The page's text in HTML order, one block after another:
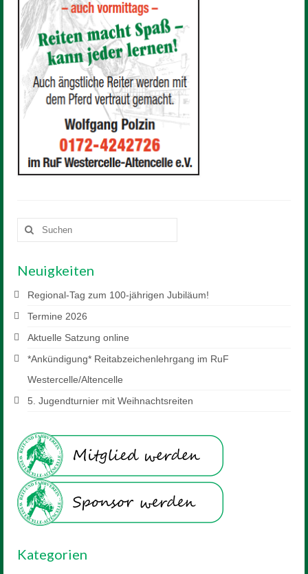
Reiten
Unterricht
Schulpferde
Voltigieren
Anfahrt
Suchen
nach:
Neuigkeiten
Regional-Tag zum 100-jährigen Jubiläum!
Termine 2026
Aktuelle Satzung online
*Ankündigung* Reitabzeichenlehrgang im RuF
Westercelle/Altencelle
5. Jugendturnier mit Weihnachtsreiten
Kategorien